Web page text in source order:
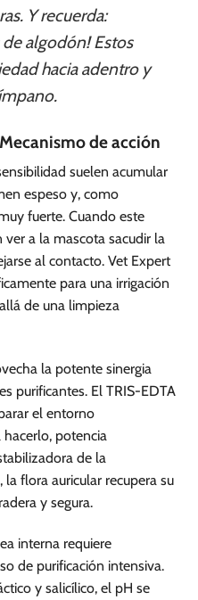
Y recuerda:
de algodón! Estos
hacia adentro y
de acción
suelen acumular
espeso y, como
fuerte. Cuando este
a la mascota sacudir la
al contacto. Vet Expert
para una irrigación
de una limpieza
la potente sinergia
purificantes. El TRIS-EDTA
el entorno
potencia
de la
flora auricular recupera su
y segura.
interna requiere
de purificación intensiva.
y salicílico, el pH se